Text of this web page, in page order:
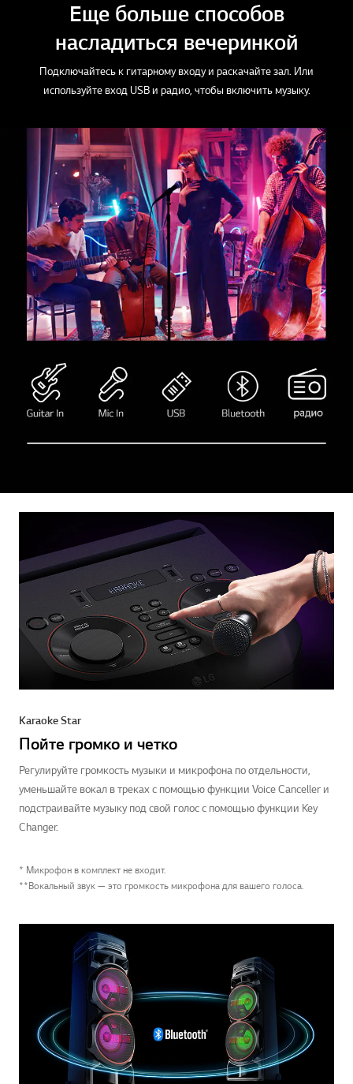
Еще больше способов
насладиться вечеринкой
Подключайтесь к гитарному входу и раскачайте зал. Или
используйте вход USB и радио, чтобы включить музыку.
Karaoke Star
Пойте громко и четко
Регулируйте громкость музыки и микрофона по отдельности,
уменьшайте вокал в треках с помощью функции Voice Canceller и
подстраивайте музыку под свой голос с помощью функции Key
Changer.
* Микрофон в комплект не входит.
**Вокальный звук — это громкость микрофона для вашего голоса.